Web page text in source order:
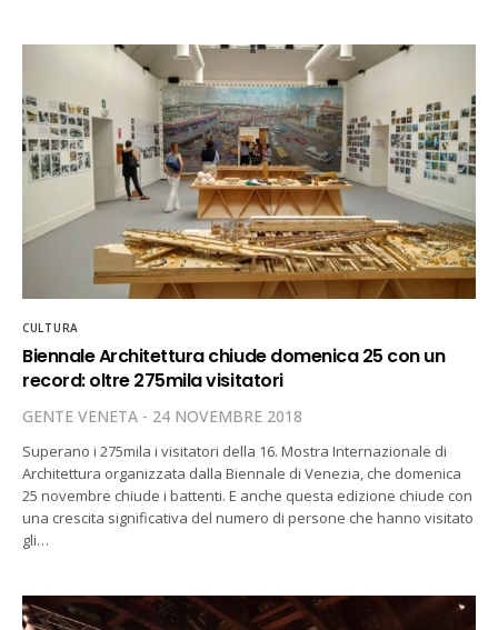
CULTURA
Biennale Architettura chiude domenica 25 con un
record: oltre 275mila visitatori
GENTE VENETA 24 NOVEMBRE 2018
Superano i 275mila i visitatori della 16. Mostra Internazionale di
Architettura organizzata dalla Biennale di Venezia, che domenica
25 novembre chiude i battenti. E anche questa edizione chiude con
una crescita significativa del numero di persone che hanno visitato
gli…